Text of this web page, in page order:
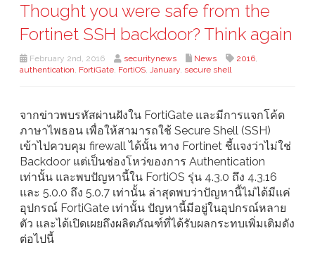
Thought you were safe from the
Fortinet SSH backdoor? Think again
February 2nd, 2016 securitynews News 2016,
authentication, FortiGate, FortiOS, January, secure shell
จากข่าวพบรหัสผ่านฝังใน FortiGate และมีการแจกโค้ด
ภาษาไพธอน เพื่อให้สามารถใช้ Secure Shell (SSH)
เข้าไปควบคุม firewall ได้นั้น ทาง Fortinet ชี้แจงว่าไม่ใช่
Backdoor แต่เป็นช่องโหว่ของการ Authentication
เท่านั้น และพบปัญหานี้ใน FortiOS รุ่น 4.3.0 ถึง 4.3.16
และ 5.0.0 ถึง 5.0.7 เท่านั้น ล่าสุดพบว่าปัญหานี้ไม่ได้มีแค่
อุปกรณ์ FortiGate เท่านั้น ปัญหานี้มีอยู่ในอุปกรณ์หลาย
ตัว และได้เปิดเผยถึงผลิตภัณฑ์ที่ได้รับผลกระทบเพิ่มเติมดัง
ต่อไปนี้